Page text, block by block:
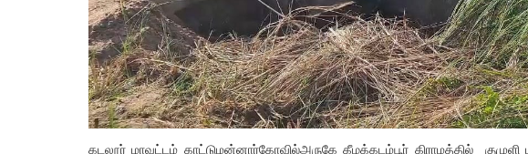
கடலூர் மாவட்டம் காட்டுமன்னார்கோவில்அருகே கீழக்கடம்பூர் கிராமத்தில்